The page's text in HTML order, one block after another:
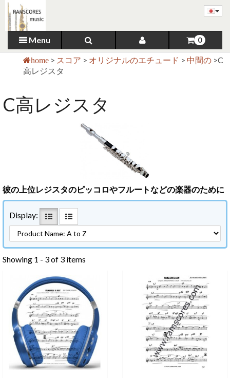
Menu 0
home > スコア > オリジナルのエチュード > 中間の >C
高レジスタ
C高レジスタ
彼の上位レジスタのピッコロやフルートなどの楽器のために
Display:
Showing 1 - 3 of 3 items